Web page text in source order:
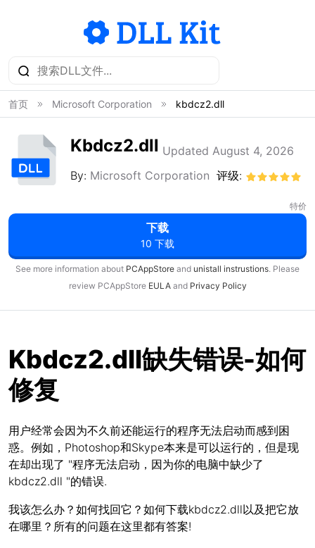
首页 Microsoft Corporation kbdcz2.dll
Kbdcz2.dll Updated August 4, 2026
By: Microsoft Corporation 评级:
特价
下载
10 下载
See more information about PCAppStore and unistall instrustions. Please
review PCAppStore EULAand Privacy Policy
Kbdcz2.dll缺失错误-如何
修复
用户经常会因为不久前还能运行的程序无法启动而感到困
惑。例如，Photoshop和Skype本来是可以运行的，但是现
在却出现了 "程序无法启动，因为你的电脑中缺少了
kbdcz2.dll "的错误.
我该怎么办？如何找回它？如何下载kbdcz2.dll以及把它放
在哪里？所有的问题在这里都有答案!